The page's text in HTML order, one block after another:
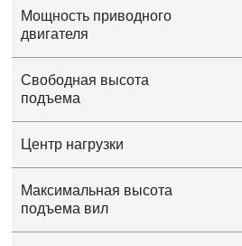
Мощность приводного
двигателя
Свободная высота
подъема
Центр нагрузки
Максимальная высота
подъема вил